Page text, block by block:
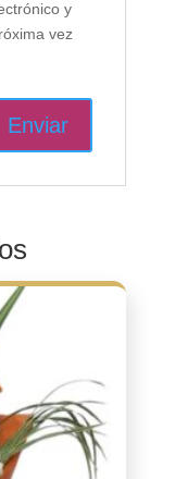
y
vez